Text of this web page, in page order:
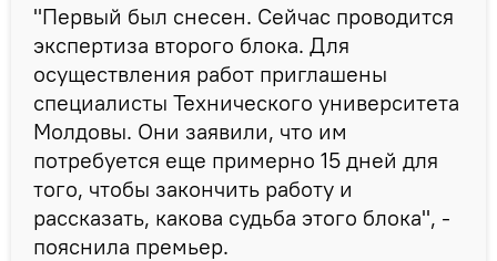
"Первый был снесен. Сейчас проводится
экспертиза второго блока. Для
осуществления работ приглашены
специалисты Технического университета
Молдовы. Они заявили, что им
потребуется еще примерно 15 дней для
того, чтобы закончить работу и
рассказать, какова судьба этого блока", -
пояснила премьер.